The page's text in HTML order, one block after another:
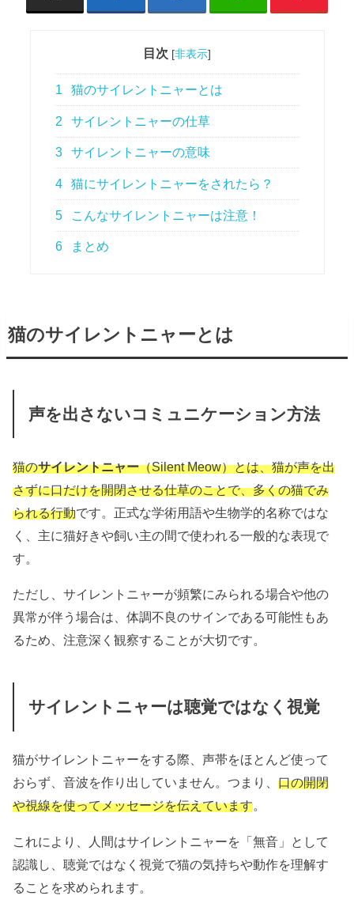
目次 [非表示]
1 猫のサイレントニャーとは
2 サイレントニャーの仕草
3 サイレントニャーの意味
4 猫にサイレントニャーをされたら？
5 こんなサイレントニャーは注意！
6 まとめ
猫のサイレントニャーとは
声を出さないコミュニケーション方法
猫のサイレントニャー（Silent Meow）とは、猫が声を出
さずに口だけを開閉させる仕草のことで、多くの猫でみ
られる行動です。正式な学術用語や生物学的名称ではな
く、主に猫好きや飼い主の間で使われる一般的な表現で
す。
ただし、サイレントニャーが頻繁にみられる場合や他の
異常が伴う場合は、体調不良のサインである可能性もあ
るため、注意深く観察することが大切です。
サイレントニャーは聴覚ではなく視覚
猫がサイレントニャーをする際、声帯をほとんど使って
おらず、音波を作り出していません。つまり、口の開閉
や視線を使ってメッセージを伝えています。
これにより、人間はサイレントニャーを「無音」として
認識し、聴覚ではなく視覚で猫の気持ちや動作を理解す
る ことを求められます。